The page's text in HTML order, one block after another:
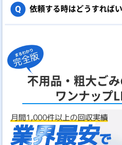
Q 依頼する時はどうすれば
不用品・粗大ごみ
ワンナップ